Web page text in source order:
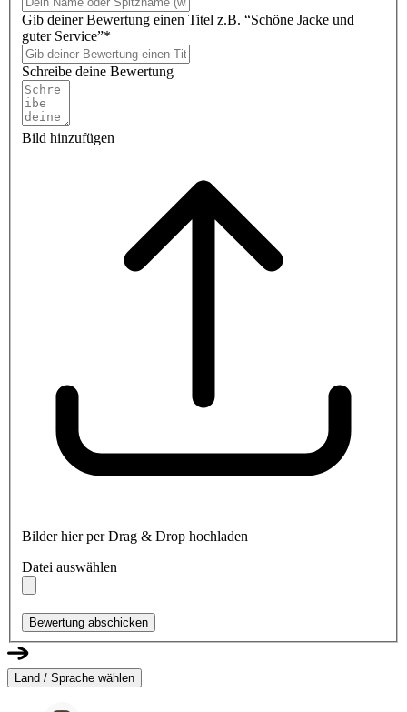
Gib deiner Bewertung einen Titel z.B. “Schöne Jacke und
guter Service”*
Schreibe deine Bewertung
Bild hinzufügen
Bilder hier per Drag & Drop hochladen
Datei auswählen
Bewertung abschicken
Land / Sprache wählen